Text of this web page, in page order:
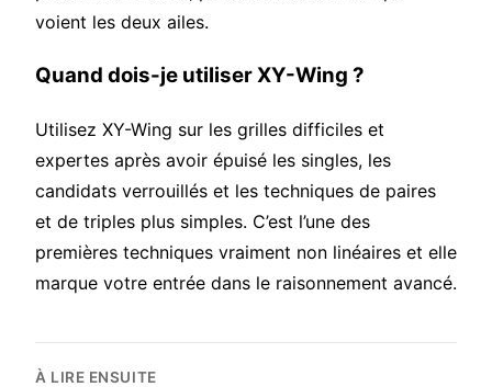
voient les deux ailes.
Quand dois-je utiliser XY-Wing ?
Utilisez XY-Wing sur les grilles difficiles et
expertes après avoir épuisé les singles, les
candidats verrouillés et les techniques de paires
et de triples plus simples. C’est l’une des
premières techniques vraiment non linéaires et elle
marque votre entrée dans le raisonnement avancé.
À LIRE ENSUITE